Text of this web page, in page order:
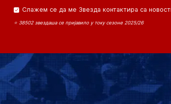
Слажем се да ме Звезда контактира са
⭐ 38502 звездаша се пријавило у току сезоне 2025/26